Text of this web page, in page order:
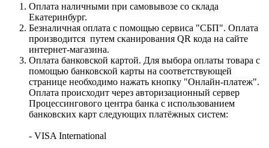
Оплата наличными при самовывозе со склада
Екатеринбург.
Безналичная оплата с помощью сервиса "СБП". Оплата
производится путем сканирования QR кода на сайте
интернет-магазина.
Оплата банковской картой. Для выбора оплаты товара с
помощью банковской карты на соответствующей
странице необходимо нажать кнопку "Онлайн-платеж".
Оплата происходит через авторизационный сервер
Процессингового центра банка с использованием
банковских карт следующих платёжных систем:
- VISA International